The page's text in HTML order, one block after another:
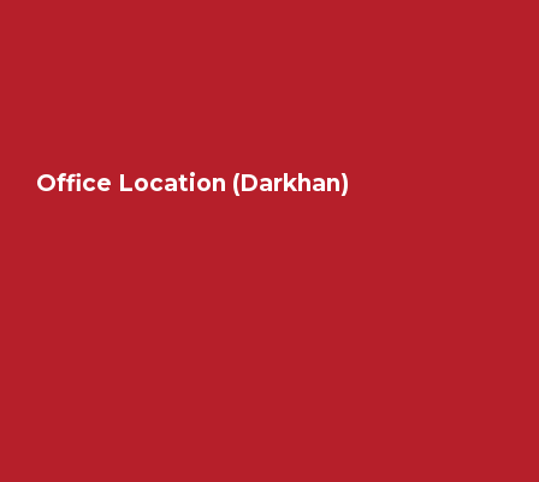
Office Location (Darkhan)